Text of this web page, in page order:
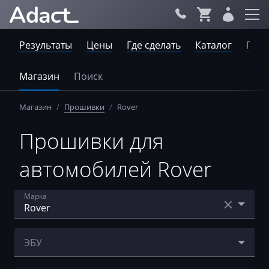
Результаты Цены Где сделать Каталог
Магазин Поиск
Магазин / Прошивки / Rover
Прошивки для
автомобилей Rover
Марка
ЭБУ